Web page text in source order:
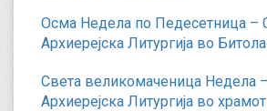
Осма Недела по Педесетница –
Архиерејска Литургија во Битола
Света великомаченица Недела
Архиерејска Литургија во